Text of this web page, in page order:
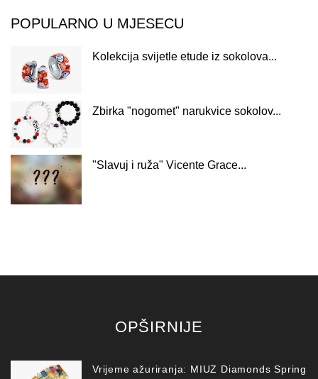
POPULARNO U MJESECU
Kolekcija svijetle etude iz sokolova...
Zbirka "nogomet" narukvice sokolov...
"Slavuj i ruža" Vicente Grace...
OPŠIRNIJE
Vrijeme ažuriranja: MIUZ Diamonds Spring